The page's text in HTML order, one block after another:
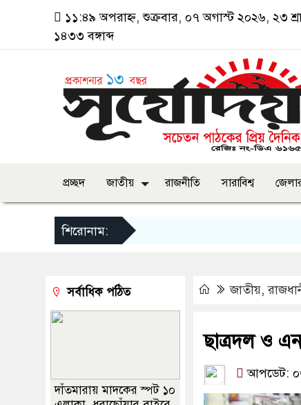
১১:৪৯ অপরাহ্ন, শুক্রবার, ০৭ অগাস্ট ২০২৬, ২৩
১৪৩৩ বঙ্গাব্দ
প্রচ্ছদ জাতীয় রাজনীতি সারাবিশ্ব
শিরোনাম:
জাতীয়,
ছাত্রদল ও
আপডেট:
সর্বাধিক পঠিত
দাঁতমারায় মাদকের স্পট ১০